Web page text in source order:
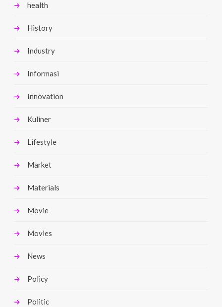
health
History
Industry
Informasi
Innovation
Kuliner
Lifestyle
Market
Materials
Movie
Movies
News
Policy
Politic